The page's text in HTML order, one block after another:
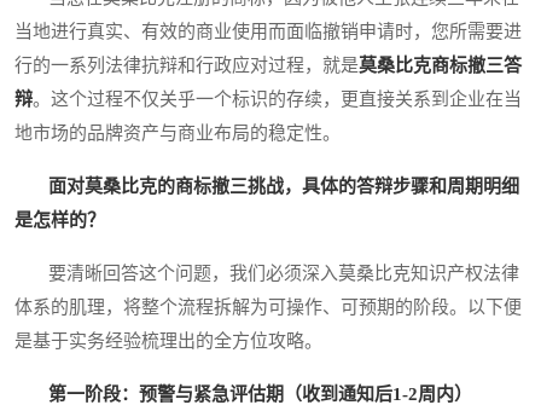
当地进行真实、有效的商业使用而面临撤销申请时，您所需要进
行的一系列法律抗辩和行政应对过程，就是莫桑比克商标撤三答
辩。这个过程不仅关乎一个标识的存续，更直接关系到企业在当
地市场的品牌资产与商业布局的稳定性。
面对莫桑比克的商标撤三挑战，具体的答辩步骤和周期明细
是怎样的？
要清晰回答这个问题，我们必须深入莫桑比克知识产权法律
体系的肌理，将整个流程拆解为可操作、可预期的阶段。以下便
是基于实务经验梳理出的全方位攻略。
第一阶段：预警与紧急评估期（收到通知后1-2周内）